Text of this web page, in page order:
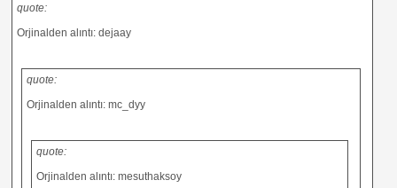
quote:
Orjinalden alıntı: dejaay
quote:
Orjinalden alıntı: mc_dyy
quote:
Orjinalden alıntı: mesuthaksoy